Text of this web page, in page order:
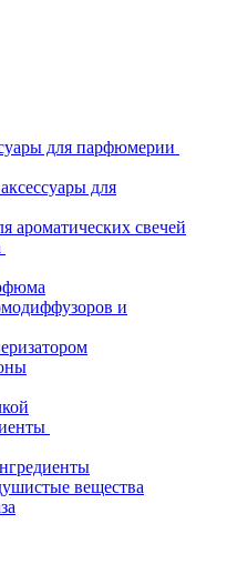
для парфюмерии
для
ароматических свечей
и
вещества